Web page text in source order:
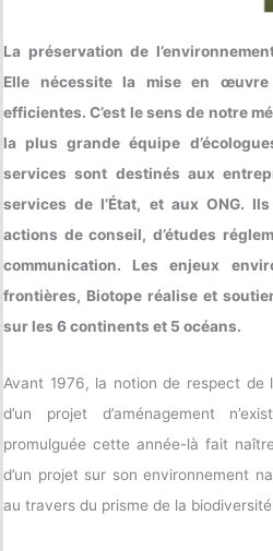
La préservation de
Elle nécessite la mise en
efficientes. C’est le sens de notre
la plus grande équipe
services sont destinés aux
services de l’État, et aux ONG.
actions de conseil, d’études
communication. Les enjeux
frontières, Biotope réalise et
sur les 6 continents et 5 océans.
Avant 1976, la notion de respect de
d’un projet d’aménagement
promulguée cette année-là fait naître
d’un projet sur son environnement
au travers du prisme de la